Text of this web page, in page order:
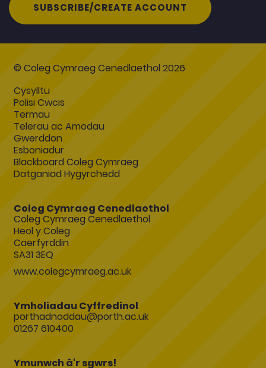
SUBSCRIBE/CREATE ACCOUNT
© Coleg Cymraeg Cenedlaethol 2026
Cysylltu
Polisi Cwcis
Termau
Telerau ac Amodau
Gwerddon
Esboniadur
Blackboard Coleg Cymraeg
Datganiad Hygyrchedd
Coleg Cymraeg Cenedlaethol
Coleg Cymraeg Cenedlaethol
Heol y Coleg
Caerfyrddin
SA31 3EQ
www.colegcymraeg.ac.uk
Ymholiadau Cyffredinol
porthadnoddau@porth.ac.uk
01267 610400
Ymunwch â'r sgwrs!